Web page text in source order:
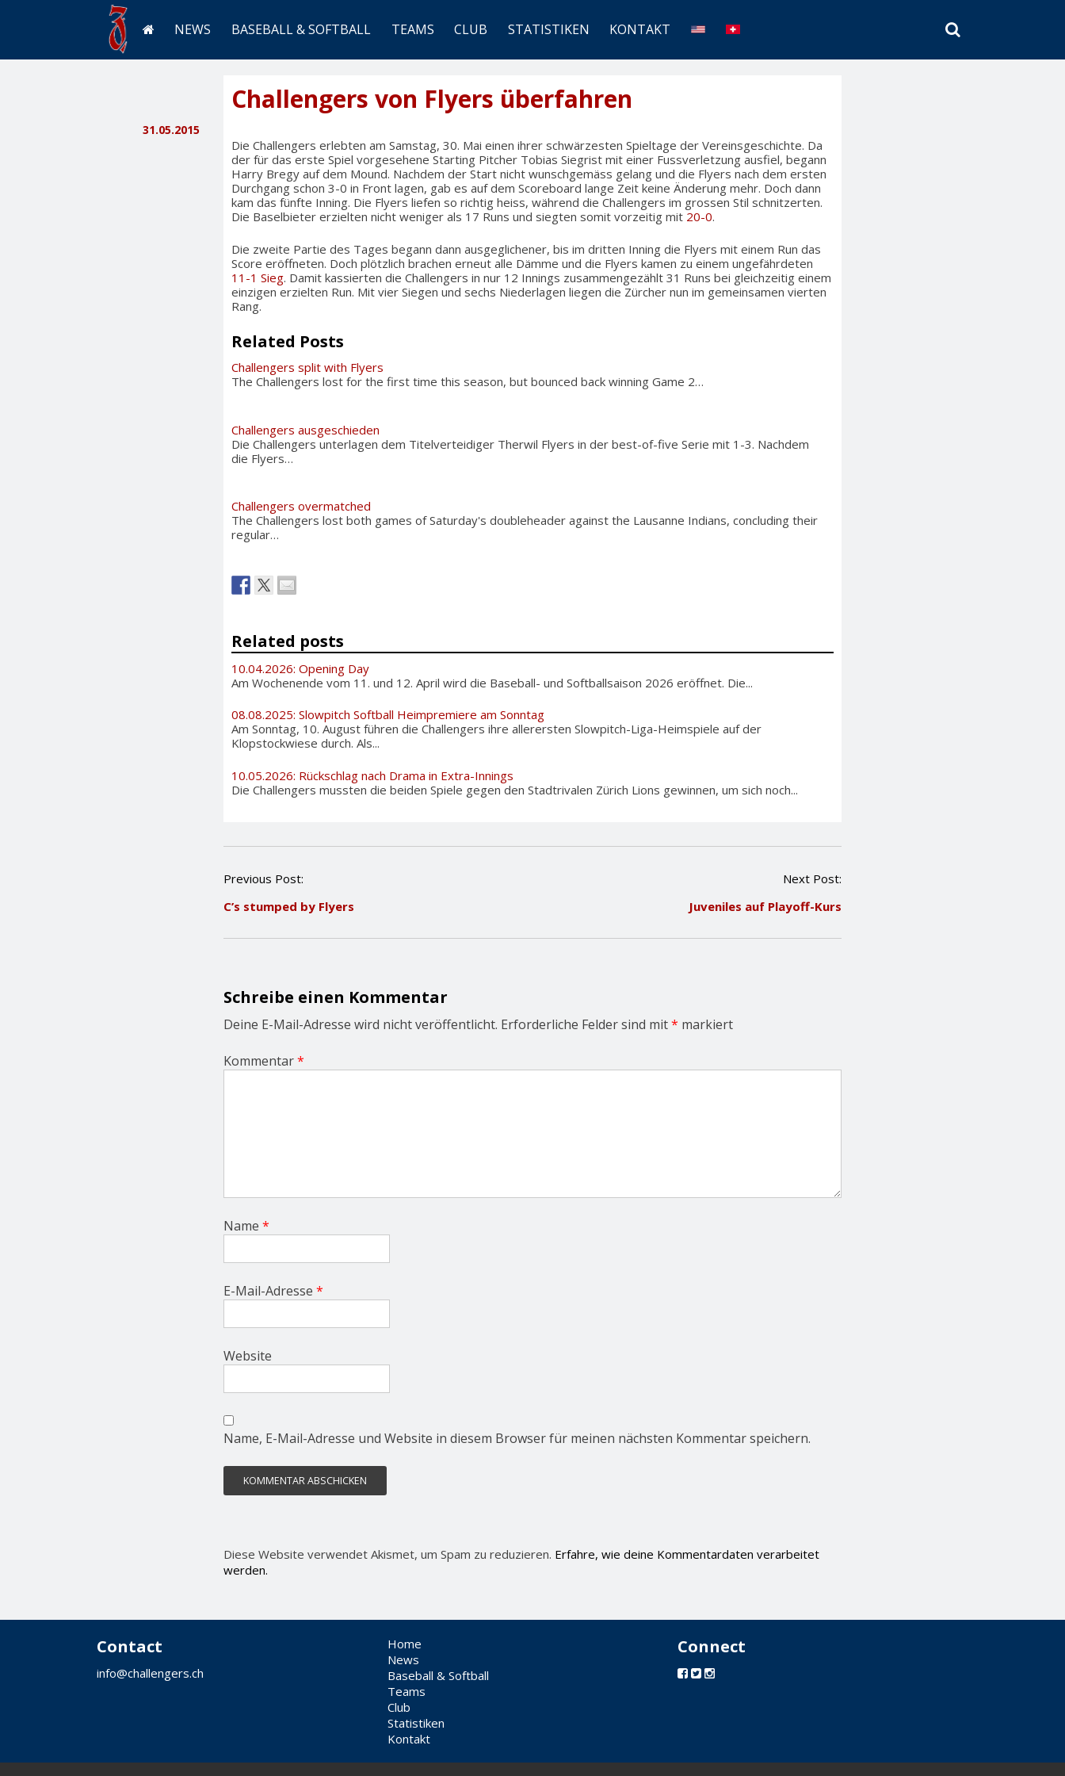
NEWS BASEBALL & SOFTBALL TEAMS CLUB STATISTIKEN KONTAKT
SEARCH
Challengers von Flyers überfahren
31.05.2015
Die Challengers erlebten am Samstag, 30. Mai einen ihrer schwärzesten Spieltage der Vereinsgeschichte. Da
der für das erste Spiel vorgesehene Starting Pitcher Tobias Siegrist mit einer Fussverletzung ausfiel, begann
Harry Bregy auf dem Mound. Nachdem der Start nicht wunschgemäss gelang und die Flyers nach dem ersten
Durchgang schon 3-0 in Front lagen, gab es auf dem Scoreboard lange Zeit keine Änderung mehr. Doch dann
kam das fünfte Inning. Die Flyers liefen so richtig heiss, während die Challengers im grossen Stil schnitzerten.
Die Baselbieter erzielten nicht weniger als 17 Runs und siegten somit vorzeitig mit 20-0.
Die zweite Partie des Tages begann dann ausgeglichener, bis im dritten Inning die Flyers mit einem Run das
Score eröffneten. Doch plötzlich brachen erneut alle Dämme und die Flyers kamen zu einem ungefährdeten
11-1 Sieg. Damit kassierten die Challengers in nur 12 Innings zusammengezählt 31 Runs bei gleichzeitig einem
einzigen erzielten Run. Mit vier Siegen und sechs Niederlagen liegen die Zürcher nun im gemeinsamen vierten
Rang.
Related Posts
Challengers split with Flyers
The Challengers lost for the first time this season, but bounced back winning Game 2…
Challengers ausgeschieden
Die Challengers unterlagen dem Titelverteidiger Therwil Flyers in der best-of-five Serie mit 1-3. Nachdem
die Flyers…
Challengers overmatched
The Challengers lost both games of Saturday's doubleheader against the Lausanne Indians, concluding their
regular…
Related posts
10.04.2026: Opening Day
Am Wochenende vom 11. und 12. April wird die Baseball- und Softballsaison 2026 eröffnet. Die...
08.08.2025: Slowpitch Softball Heimpremiere am Sonntag
Am Sonntag, 10. August führen die Challengers ihre allerersten Slowpitch-Liga-Heimspiele auf der
Klopstockwiese durch. Als...
10.05.2026: Rückschlag nach Drama in Extra-Innings
Die Challengers mussten die beiden Spiele gegen den Stadtrivalen Zürich Lions gewinnen, um sich noch...
P
s
n
i
g
a
i
o
Previous Post:
C’s stumped by Flyers
Next Post:
Juveniles auf Playoff-Kurs
Schreibe einen Kommentar
Deine E-Mail-Adresse wird nicht veröffentlicht. Erforderliche Felder sind mit* markiert
Kommentar*
Name *
E-Mail-Adresse *
Website
Name, E-Mail-Adresse und Website in diesem Browser für meinen nächsten Kommentar speichern.
Diese Website verwendet Akismet, um Spam zu reduzieren. Erfahre, wie deine Kommentardaten verarbeitet
werden.
Contact
info@challengers.ch
Home
News
Baseball & Softball
Teams
Club
Statistiken
Kontakt
Connect